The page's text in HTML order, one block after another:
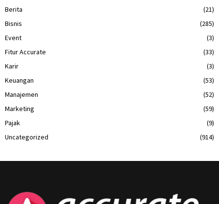
Berita
(21)
Bisnis
(285)
Event
(3)
Fitur Accurate
(33)
Karir
(3)
Keuangan
(53)
Manajemen
(52)
Marketing
(59)
Pajak
(9)
Uncategorized
(914)